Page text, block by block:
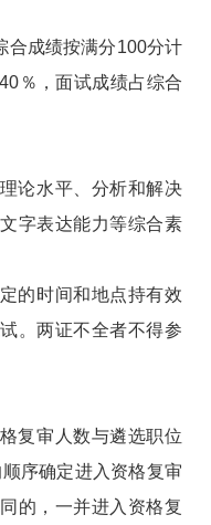
合成绩按满分100分计
％，面试成绩占综合
论水平、分析和解决
字表达能力等综合素
的时间和地点持有效
。两证不全者不得参
复审人数与遴选职位
序确定进入资格复审
的，一并进入资格复